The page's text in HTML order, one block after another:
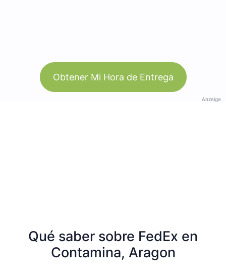
Obtener Mi Hora de Entrega
Anzeige
Qué saber sobre FedEx en
Contamina, Aragon